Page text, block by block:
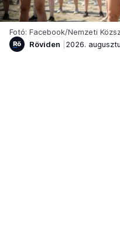
Fotó: Facebook/Nemzeti
Röviden
2026.